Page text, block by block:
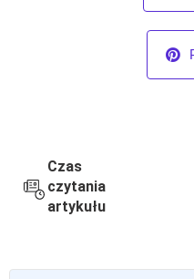
Czas
czytania
artykułu